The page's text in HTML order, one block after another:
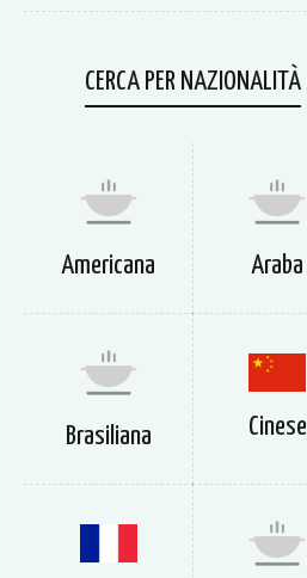
CERCA PER NAZIONALITÀ
Americana Araba
Brasiliana Cinese